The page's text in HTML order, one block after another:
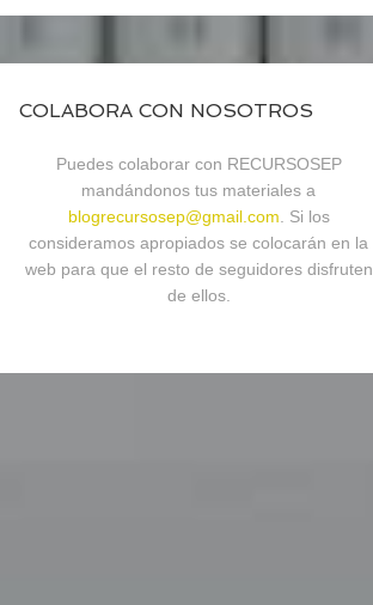
COLABORA CON NOSOTROS
Puedes colaborar con RECURSOSEP
mandándonos tus materiales a
blogrecursosep@gmail.com . Si los
consideramos apropiados se colocarán en la
web para que el resto de seguidores disfruten
de ellos.